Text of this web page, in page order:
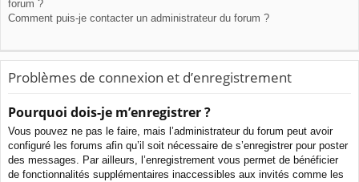
forum ?
Comment puis-je contacter un administrateur du forum ?
Problèmes de connexion et d’enregistrement
Pourquoi dois-je m’enregistrer ?
Vous pouvez ne pas le faire, mais l’administrateur du forum peut avoir
configuré les forums afin qu’il soit nécessaire de s’enregistrer pour poster
des messages. Par ailleurs, l’enregistrement vous permet de bénéficier
de fonctionnalités supplémentaires inaccessibles aux invités comme les